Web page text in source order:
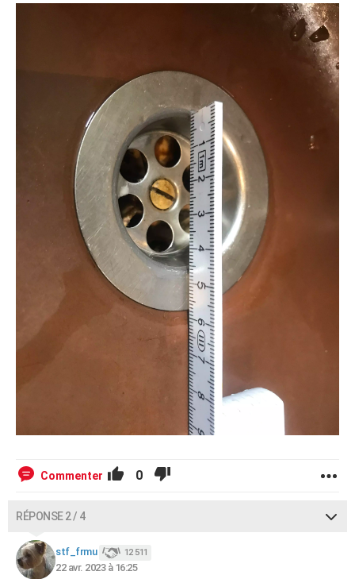
Commenter 0
RÉPONSE 2 / 4
stf_frmu 12 511
22 avr. 2023 à 16:25